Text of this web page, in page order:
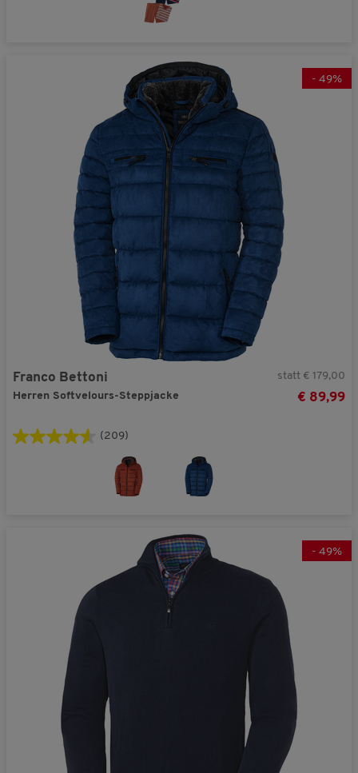
- 49%
Franco Bettoni
Herren Softvelours-Steppjacke
statt € 179,00
€ 89,99
(209)
- 49%